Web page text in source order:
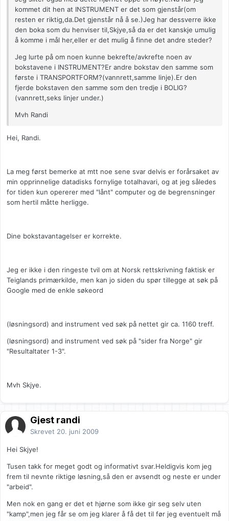
kommet dit hen at INSTRUMENT er det som gjenstår(om
resten er riktig,da.Det gjenstår nå å se.)Jeg har dessverre ikke
den boka som du henviser til,Skjye,så da er det kanskje umulig
å komme i mål her,eller er det mulig å finne det andre steder?
Jeg lurte på om noen kunne bekrefte/avkrefte noen av
bokstavene i INSTRUMENT?Er andre bokstav den samme som
første i TRANSPORTFORM?(vannrett,samme linje).Er den
fjerde bokstaven den samme som den tredje i BOLIG?
(vannrett,seks linjer under.)
Mvh Randi
Hei, Randi.
La meg først bemerke at mtt noe sene svar delvis er forårsaket av
min opprinnelige datadisks fornylige totalhavari, og at jeg således
for tiden kun opererer med "lånt" computer og de begrensninger
som hertil måtte herligge.
Dine bokstavantagelser er korrekte.
Jeg er ikke i den ringeste tvil om at Norsk rettskrivning faktisk er
Teiglands primærkilde, men kan jo siden du spør tillegge at søk på
Google med de enkle søkeord
(løsningsord) and instrument ved søk på nettet gir ca. 1160 treff.
(løsningsord) and instrument ved søk på "sider fra Norge" gir
"Resultaltater 1-3".
Mvh Skjye.
Gjest randi
Skrevet 20. juni 2009
Hei Skjye!
Tusen takk for meget godt og informativt svar.Heldigvis kom jeg
frem til nevnte riktige løsning,så den er avsendt og neste er under
"arbeid".
Men nok en gang er det et hjørne som ikke gir seg selv uten
"kamp",men jeg får se om jeg klarer å få det til før jeg eventuelt må